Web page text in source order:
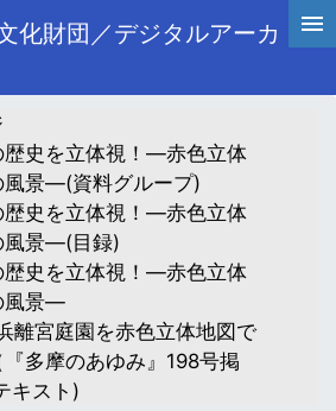
化財団／デジタルアーカ
歴史を立体視！―赤色立体
風景―(資料グループ)
歴史を立体視！―赤色立体
風景―(目録)
歴史を立体視！―赤色立体
風景―
離宮庭園を赤色立体地図で
多摩のあゆみ』198号掲
キスト)